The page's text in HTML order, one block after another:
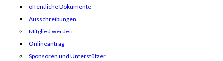
öffentliche Dokumente
Ausschreibungen
Mitglied werden
Onlineantrag
Sponsoren und Unterstützer